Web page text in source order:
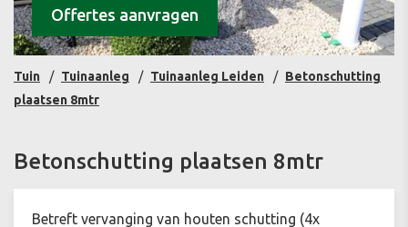
Offertes aanvragen
Tuin Tuinaanleg Tuinaanleg Leiden
Betonschutting
plaatsen 8mtr
Betonschutting plaatsen 8mtr
Betreft vervanging van houten schutting (4x